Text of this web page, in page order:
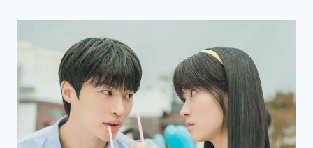
FRECUENTES
DE
LOVELY
RUNNER